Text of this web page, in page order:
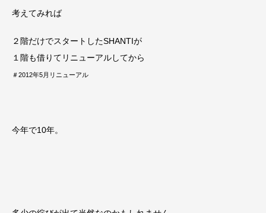
考えてみれば
２階だけでスタートしたSHANTIが
１階も借りてリニューアルしてから
＃2012年5月リニューアル
今年で10年。